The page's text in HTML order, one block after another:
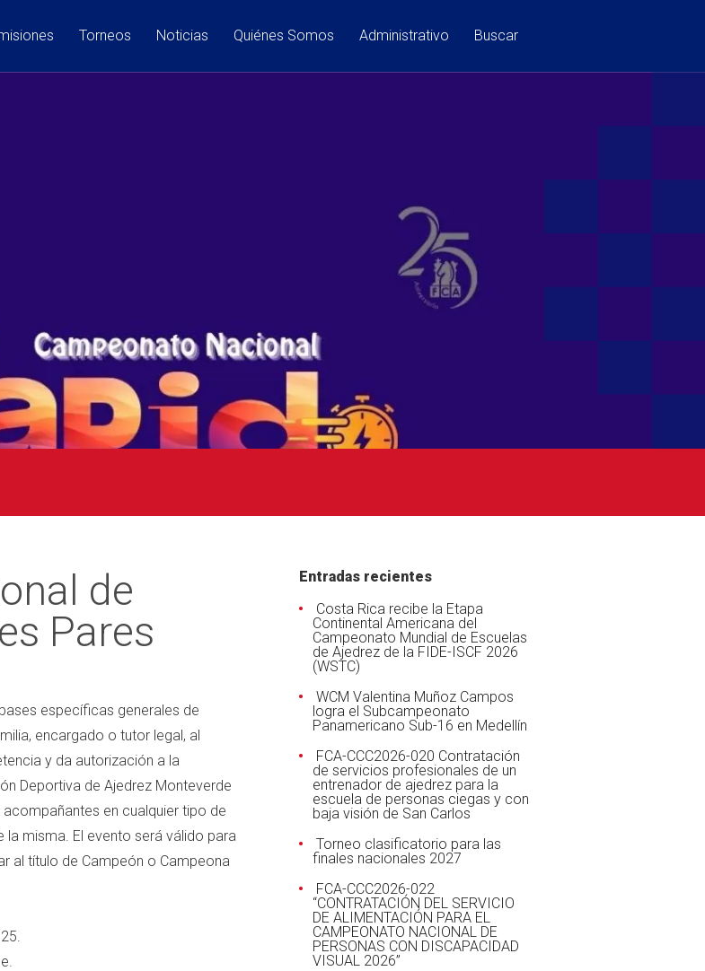
Torneos Noticias Quiénes Somos Administrativo Buscar
de
Pares
específicas generales de
encargado o tutor legal, al
y da autorización a la
Deportiva de Ajedrez Monteverde
en cualquier tipo de
misma. El evento será válido para
al título de Campeón o Campeona
Entradas recientes
Costa Rica recibe la Etapa
Continental Americana del
Campeonato Mundial de Escuelas
de Ajedrez de la FIDE-ISCF 2026
(WSTC)
WCM Valentina Muñoz Campos
logra el Subcampeonato
Panamericano Sub-16 en Medellín
FCA-CCC2026-020 Contratación
de servicios profesionales de un
entrenador de ajedrez para la
escuela de personas ciegas y con
baja visión de San Carlos
Torneo clasificatorio para las
finales nacionales 2027
FCA-CCC2026-022
“CONTRATACIÓN DEL SERVICIO
DE ALIMENTACIÓN PARA EL
CAMPEONATO NACIONAL DE
PERSONAS CON DISCAPACIDAD
VISUAL 2026”